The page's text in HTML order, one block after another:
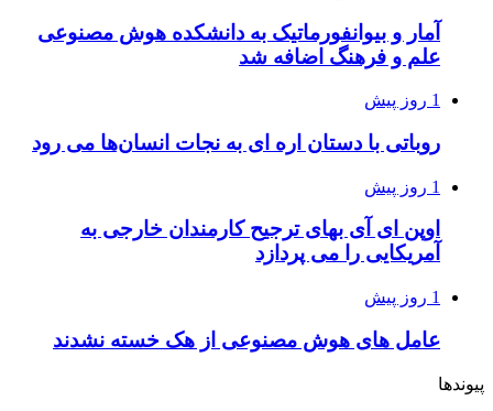
آمار و بیوانفورماتیک به دانشکده هوش مصنوعی
علم و فرهنگ اضافه شد
1 روز پیش
روباتی با دستان اره ای به نجات انسان‌ها می رود
1 روز پیش
اوپن ای آی بهای ترجیح کارمندان خارجی به
آمریکایی را می پردازد
1 روز پیش
عامل های هوش مصنوعی از هک خسته نشدند
پیوندها